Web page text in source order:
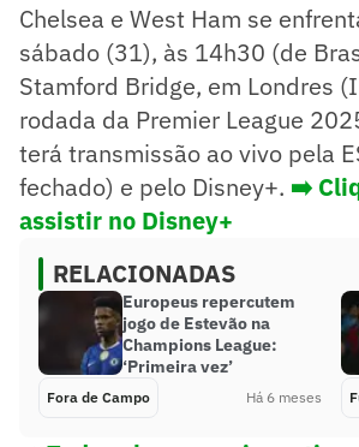
Chelsea e West Ham se
sábado (31), às 14h30 (de
Stamford Bridge, em Londres
rodada da Premier League
terá transmissão ao vivo pela
fechado) e pelo Disney+. ➡️
assistir no Disney+
RELACIONADAS
Europeus repercutem
jogo de Estevão na
Champions League:
‘Primeira vez’
Fora de Campo Há 6 meses